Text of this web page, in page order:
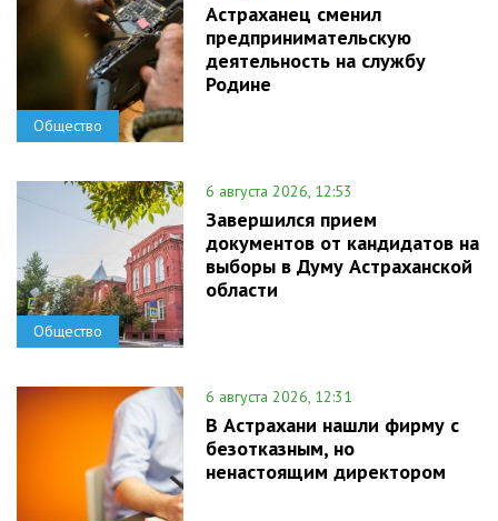
Общество
Астраханец сменил
предпринимательскую
деятельность на службу
Родине
Общество
6 августа 2026, 12:53
Завершился прием
документов от кандидатов на
выборы в Думу Астраханской
области
6 августа 2026, 12:31
В Астрахани нашли фирму с
безотказным, но
ненастоящим директором